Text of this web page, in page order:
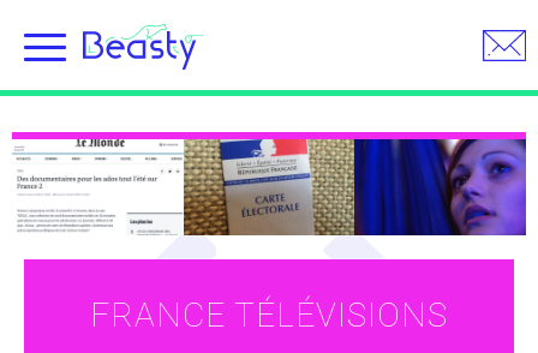
to
content
FRANCE TÉLÉVISIONS